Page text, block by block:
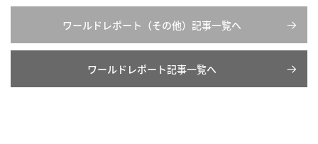
ワールドレポート（その他）記事一覧へ
ワールドレポート記事一覧へ